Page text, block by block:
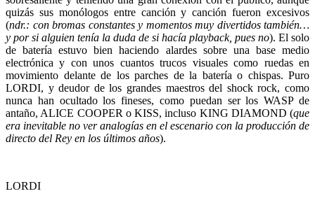
quizás sus monólogos entre canción y canción fueron excesivos
(ndr.: con bromas constantes y momentos muy divertidos también…
y por si alguien tenía la duda de si hacía playback, pues no). El solo
de batería estuvo bien haciendo alardes sobre una base medio
electrónica y con unos cuantos trucos visuales como ruedas en
movimiento delante de los parches de la batería o chispas. Puro
LORDI, y deudor de los grandes maestros del shock rock, como
nunca han ocultado los fineses, como puedan ser los WASP de
antaño, ALICE COOPER o KISS, incluso KING DIAMOND (que
era inevitable no ver analogías en el escenario con la producción de
directo del Rey en los últimos años).
LORDI